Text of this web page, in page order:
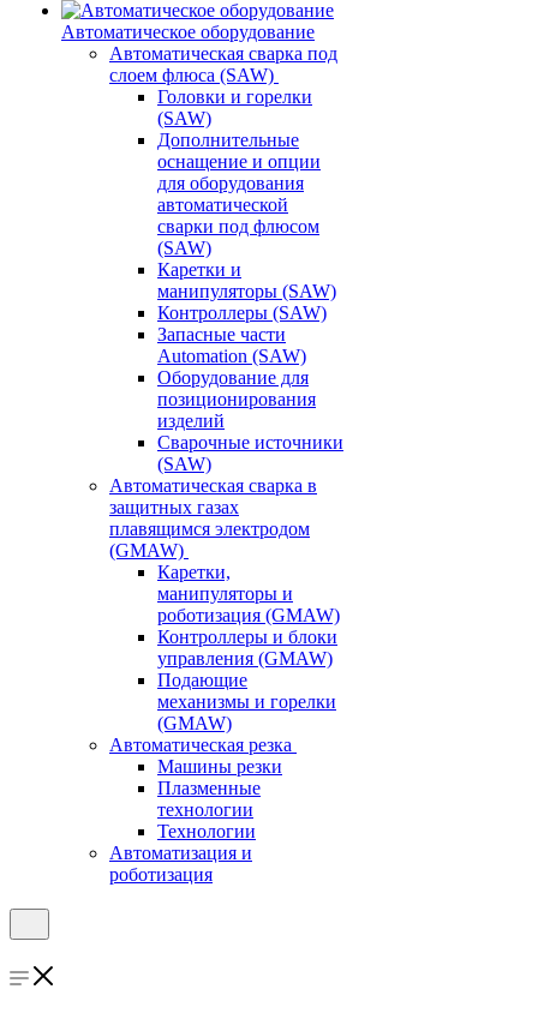
Автоматическое оборудование
Автоматическая сварка под
слоем флюса (SAW)
Головки и горелки
(SAW)
Дополнительные
оснащение и опции
для оборудования
автоматической
сварки под флюсом
(SAW)
Каретки и
манипуляторы (SAW)
Контроллеры (SAW)
Запасные части
Automation (SAW)
Оборудование для
позиционирования
изделий
Сварочные источники
(SAW)
Автоматическая сварка в
защитных газах
плавящимся электродом
(GMAW)
Каретки,
манипуляторы и
роботизация (GMAW)
Контроллеры и блоки
управления (GMAW)
Подающие
механизмы и горелки
(GMAW)
Автоматическая резка
Машины резки
Плазменные
технологии
Технологии
Автоматизация и
роботизация